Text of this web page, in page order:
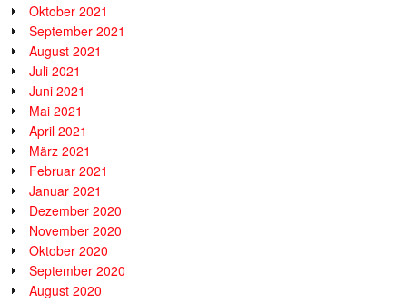
Oktober 2021
September 2021
August 2021
Juli 2021
Juni 2021
Mai 2021
April 2021
März 2021
Februar 2021
Januar 2021
Dezember 2020
November 2020
Oktober 2020
September 2020
August 2020